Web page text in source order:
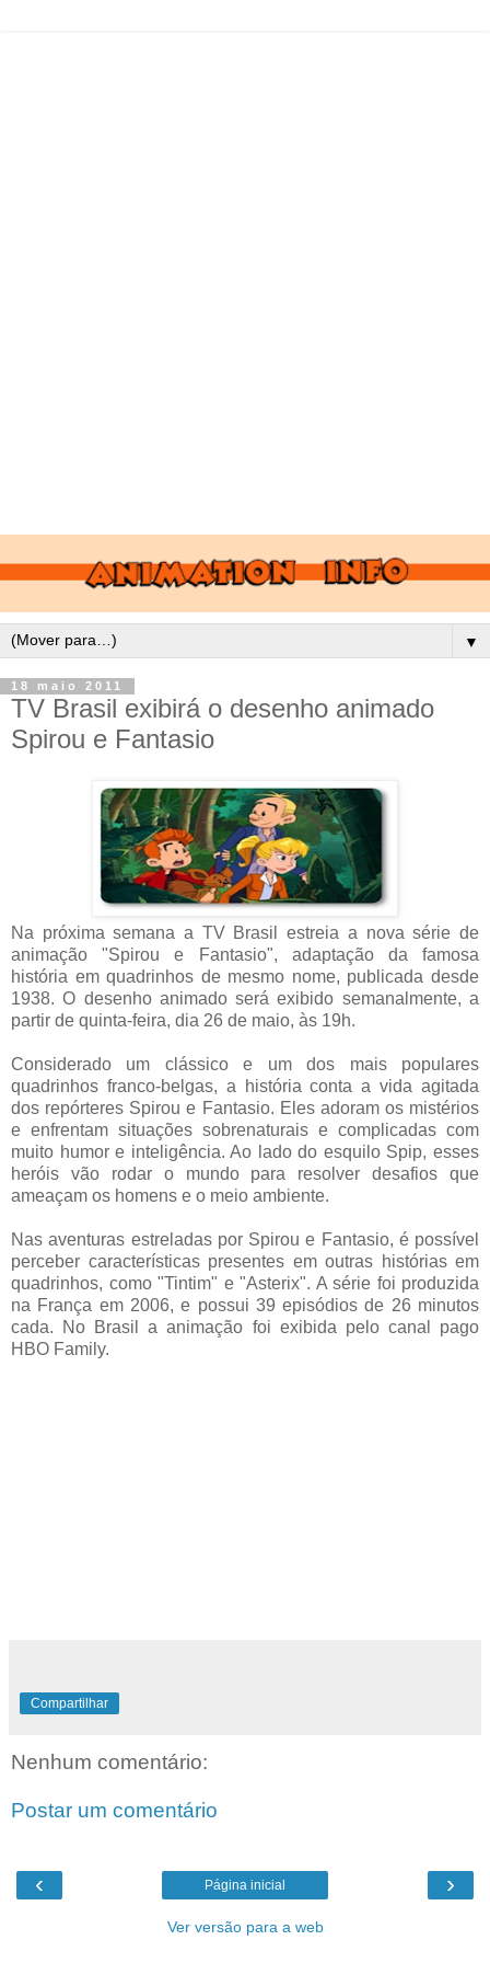
▼
18 maio 2011
TV Brasil exibirá o desenho animado
Spirou e Fantasio
Na próxima semana a TV Brasil estreia a nova série de
animação "Spirou e Fantasio", adaptação da famosa
história em quadrinhos de mesmo nome, publicada desde
1938. O desenho animado será exibido semanalmente, a
partir de quinta-feira, dia 26 de maio, às 19h.
Considerado um clássico e um dos mais populares
quadrinhos franco-belgas, a história conta a vida agitada
dos repórteres Spirou e Fantasio. Eles adoram os mistérios
e enfrentam situações sobrenaturais e complicadas com
muito humor e inteligência. Ao lado do esquilo Spip, esses
heróis vão rodar o mundo para resolver desafios que
ameaçam os homens e o meio ambiente.
Nas aventuras estreladas por Spirou e Fantasio, é possível
perceber características presentes em outras histórias em
quadrinhos, como "Tintim" e "Asterix". A série foi produzida
na França em 2006, e possui 39 episódios de 26 minutos
cada. No Brasil a animação foi exibida pelo canal pago
HBO Family.
Compartilhar
Nenhum comentário:
Postar um comentário
‹ ›
Página inicial
Ver versão para a web